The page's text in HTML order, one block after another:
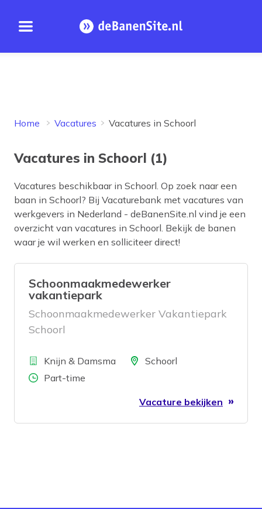
Open menu Homepage
Home Vacatures Vacatures in Schoorl
Vacatures in Schoorl (1)
Vacatures beschikbaar in Schoorl. Op zoek naar een
baan in Schoorl? Bij Vacaturebank met vacatures van
werkgevers in Nederland - deBanenSite.nl vind je een
overzicht van vacatures in Schoorl. Bekijk de banen
waar je wil werken en solliciteer direct!
Schoonmaakmedewerker
vakantiepark
Schoonmaakmedewerker Vakantiepark
Schoorl
BedrijfKnijn & DamsmaLocatieSchoorl
Aantal uren
Part-time
Vacature bekijken